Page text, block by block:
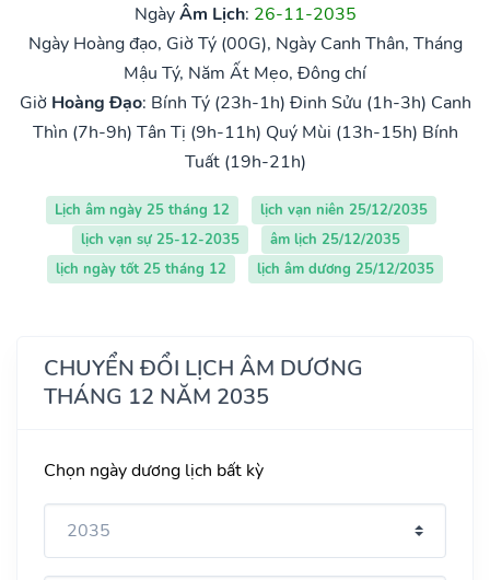
NgàyÂm Lịch: 26-11-2035
Ngày Hoàng đạo, Giờ Tý (00G), Ngày Canh Thân, Tháng
Mậu Tý, Năm Ất Mẹo, Đông chí
Giờ Hoàng Đạo: Bính Tý (23h-1h) Đinh Sửu (1h-3h) Canh
Thìn (7h-9h) Tân Tị (9h-11h) Quý Mùi (13h-15h) Bính
Tuất (19h-21h)
Lịch âm ngày 25 tháng 12
lịch vạn niên 25/12/2035
lịch vạn sự 25-12-2035
âm lịch 25/12/2035
lịch ngày tốt 25 tháng 12
lịch âm dương 25/12/2035
CHUYỂN ĐỔI LỊCH ÂM DƯƠNG
THÁNG 12 NĂM 2035
Chọn ngày dương lịch bất kỳ